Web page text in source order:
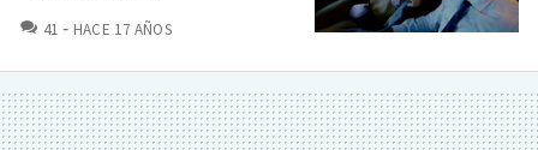
41 COMENTARIOS
HACE 17 AÑOS